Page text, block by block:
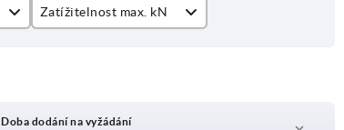
Zatížitelnost max. kN
35
Doba dodání na vyžádání